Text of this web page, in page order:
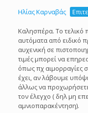
Ηλίας Καρναβάς
Καλησπέρα. Το τελικό
αυτόματα από ειδικό
αυχενική σε
τιμές μπορεί να
όπως πχ αιμορραγίες
έχει, αν λάβουμε
άλλως να
τον έλεγχο ( δηλ μη
αμνιοπαρακέντηση).